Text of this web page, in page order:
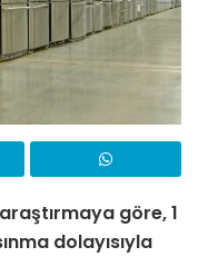
göre, 1
dolayısıyla